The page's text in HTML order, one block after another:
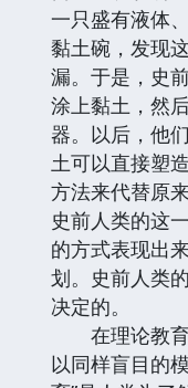
一只盛有液体
黏土碗，发现
漏。于是，史
涂上黏土，然
器。以后，他
土可以直接塑
方法来代替原
史前人类的这
的方式表现出
划。史前人类
决定的。
在理论教育
以同样盲目的